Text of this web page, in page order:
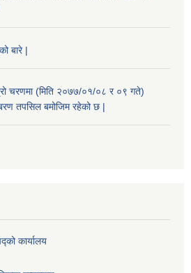
बारे |
चरणमा (मिति २०७७/०१/०८ र ०९ गते)
तपसिल बमोजिम रहेको छ |
कार्यालय